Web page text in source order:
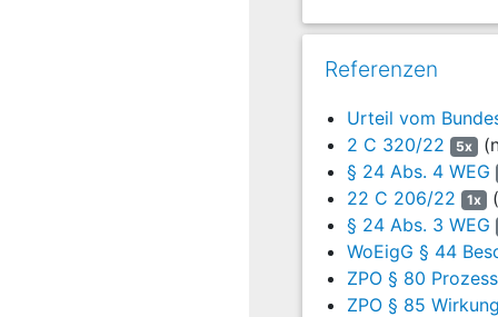
TOP 2 beschlossen:
4
„Aufgrund der
Gartenwasser-
Umlegung des
Hierzu
Reparatur
in Auftrag
Referenzen
Urteil vom
2 C 320/22 5x
§ 24 Abs. 4 WEG
22 C 206/22
1x
§ 24 Abs. 3 WEG
WoEigG § 44
ZPO § 80
ZPO § 85